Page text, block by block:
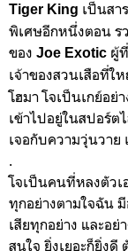
Tiger King เป็นสา
พิเศษอีกหนึ่งตอน ร
ของ Joe Exotic ผู้
เจ้าของสวนเสือที่ใ
โฮมา โจเป็นเกย์อ
เข้าไปอยู่ในสปอร์ต
เจอกับความวุ่นวาย
.
โจเป็นคนที่หลงตัวเ
ทุกอย่างตามใจฉัน
เสียทุกอย่าง และอ
สนใจ ยิ่งเยอะก็ยิ่งดี